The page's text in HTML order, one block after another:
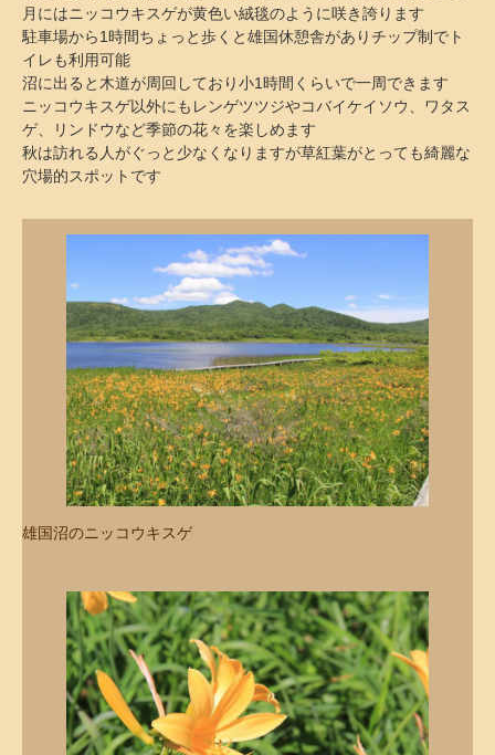
月にはニッコウキスゲが黄色い絨毯のように咲き誇ります
駐車場から1時間ちょっと歩くと雄国休憩舎がありチップ制でト
イレも利用可能
沼に出ると木道が周回しており小1時間くらいで一周できます
ニッコウキスゲ以外にもレンゲツツジやコバイケイソウ、ワタス
ゲ、リンドウなど季節の花々を楽しめます
秋は訪れる人がぐっと少なくなりますが草紅葉がとっても綺麗な
穴場的スポットです
雄国沼のニッコウキスゲ